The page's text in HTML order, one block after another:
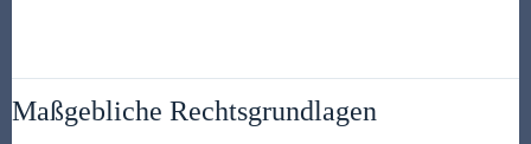
Maßgebliche Rechtsgrundlagen